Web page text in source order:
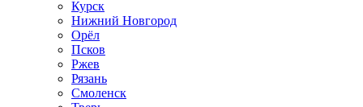
Курск
Нижний Новгород
Орёл
Псков
Ржев
Рязань
Смоленск